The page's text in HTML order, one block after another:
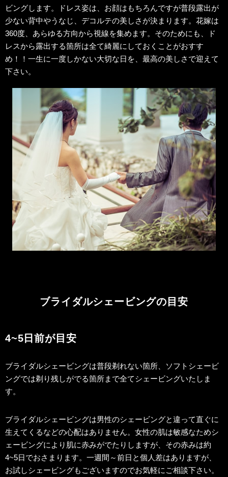
ビングします。ドレス姿は、お顔はもちろんですが普段露出が
少ない背中やうなじ、デコルテの美しさが決まります。花嫁は
360度、あらゆる方向から視線を集めます。そのためにも、ド
レスから露出する箇所は全て綺麗にしておくことがおすす
め！！一生に一度しかない大切な日を、最高の美しさで迎えて
下さい。
ブライダルシェービングの目安
4~5日前が目安
ブライダルシェービングは普段剃れない箇所、ソフトシェービ
ングでは剃り残しがでる箇所まで全てシェービングいたしま
す。
ブライダルシェービングは男性のシェービングと違って直ぐに
生えてくるなどの心配はありません。女性の肌は敏感なためシ
ェービングにより肌に赤みがでたりしますが、その赤みは約
4~5日でおさまります。一週間～前日と個人差はありますが、
お試しシェービングもございますのでお気軽にご相談下さい。